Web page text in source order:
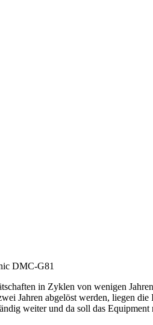
DMC-G81
in Zyklen von wenigen
Jahren abgelöst werden, liegen
weiter und da soll das